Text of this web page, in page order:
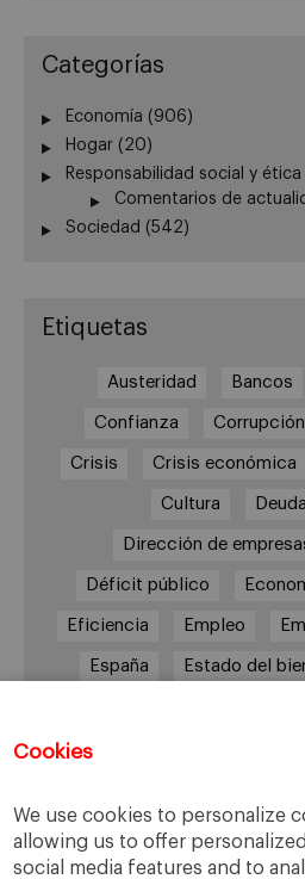
Cookies
We use cookies to personalize
allowing us to offer
social media features and to
Categorías
Economía (906)
Hogar (20)
Responsabilidad social y
Comentarios de
Sociedad (542)
Etiquetas
Austeridad Bancos
Confianza Corrupción
Crisis Crisis económica
Cultura
Dirección de
Déficit público
Eficiencia Empleo
España Estado del
Responsabilidad social
Sindicatos Sistema